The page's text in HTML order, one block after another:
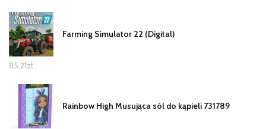
Farming Simulator 22 (Digital)
85,21zł
Rainbow High Musująca sól do kąpieli 731789